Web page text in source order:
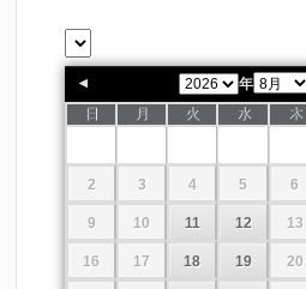
年
日
月 火 水 木
2 3 4 5 6
9 10 11 12 13
16 17 18 19 20